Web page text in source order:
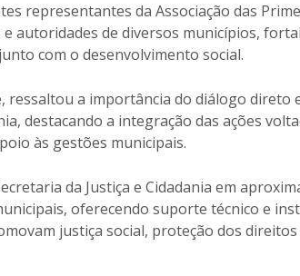
representantes da Associação das
e autoridades de diversos municípios,
com o desenvolvimento social.
ressaltou a importância do diálogo direto
destacando a integração das ações
às gestões municipais.
da Justiça e Cidadania em
oferecendo suporte técnico e
justiça social, proteção dos direitos